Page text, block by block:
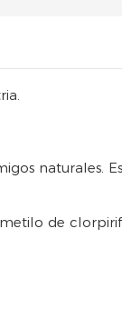
naturales.
de